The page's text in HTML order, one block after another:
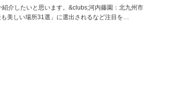
介したいと思います。&clubs;河内藤園：北九州市
美しい場所31選」に選出されるなど注目を…